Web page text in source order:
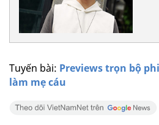
Tuyến bài: Previews trọn bộ
làm mẹ cáu